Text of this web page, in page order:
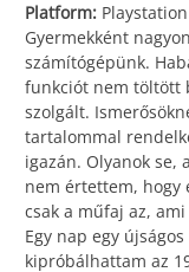
Platform:
Gyermekként
számítógépünk.
funkciót nem töltött
szolgált.
tartalommal
igazán. Olyanok se,
nem értettem, hogy
csak a műfaj az,
Egy nap egy
kipróbálhattam az